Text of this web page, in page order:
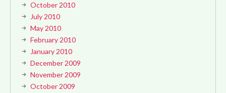
October 2010
July 2010
May 2010
February 2010
January 2010
December 2009
November 2009
October 2009